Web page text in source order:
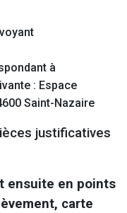
à
: Espace
Saint-Nazaire
justificatives
ensuite en points
carte